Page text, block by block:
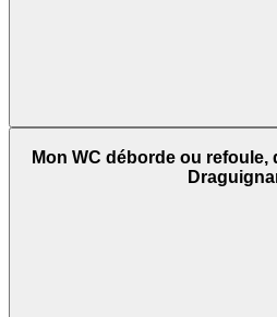
Mon WC déborde ou refoule,